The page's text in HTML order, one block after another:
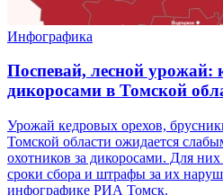
Инфографика
Поспевай, лесной урожай:
дикоросами в Томской
Урожай кедровых орехов,
Томской области ожидается
охотников за дикоросами. Для
сроки сбора и штрафы за их
инфографике РИА Томск.